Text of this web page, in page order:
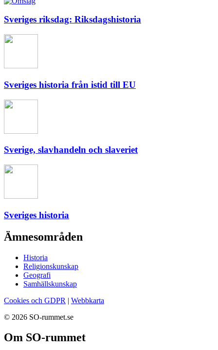
Sveriges riksdag: Riksdagshistoria
Sveriges historia från istid till EU
Sverige, slavhandeln och slaveriet
Sveriges historia
Ämnesområden
Historia
Religionskunskap
Geografi
Samhällskunskap
Cookies och GDPR | Webbkarta
© 2026 SO-rummet.se
Om SO-rummet